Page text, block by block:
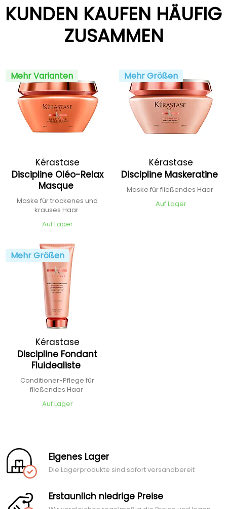
KUNDEN KAUFEN HÄUFIG
ZUSAMMEN
Mehr Varianten
Kérastase
Discipline Oléo-Relax
Masque
Maske für trockenes und
krauses Haar
Auf Lager
Mehr Größen
Kérastase
Discipline Maskeratine
Maske für fließendes Haar
Auf Lager
Mehr Größen
Kérastase
Discipline Fondant
Fluidealiste
Conditioner-Pflege für
fließendes Haar
Auf Lager
Eigenes Lager
Die Lagerprodukte sind sofort versandbereit
Erstaunlich niedrige Preise